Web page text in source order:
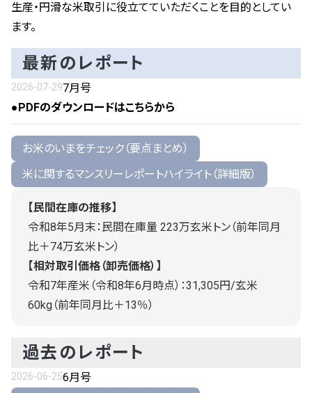
受渡明細
システム障害等の発生履歴
有料会員専用情報
生産・円滑な米取引に役立てていただくことを目的としてい
ます。
最新のレポート
2026-07-297月号
●PDFのダウンロードはこちらから
お米のいまをチェック（要点まとめ）
米に関するマンスリーレポートハイライト（詳細版）
【民間在庫の推移】
令和8年5月末：民間在庫量 223万玄米トン（前年同月
比＋74万玄米トン）
【相対取引価格（卸売価格）】
令和7年産米（令和8年6月時点）：31,305円/玄米
60kg（前年同月比＋13％）
過去のレポート
2026-06-256月号